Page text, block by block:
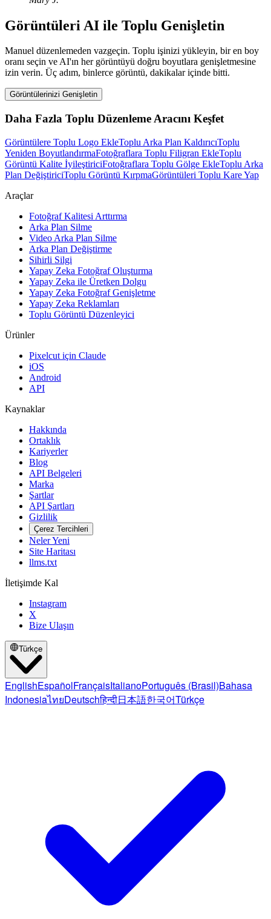
Görüntüleri AI ile Toplu Genişletin
Manuel düzenlemeden vazgeçin. Toplu işinizi yükleyin, bir en boy
oranı seçin ve AI'ın her görüntüyü doğru boyutlara genişletmesine
izin verin. Üç adım, binlerce görüntü, dakikalar içinde bitti.
Görüntülerinizi Genişletin
Daha Fazla Toplu Düzenleme Aracını Keşfet
Görüntülere Toplu Logo EkleToplu Arka Plan KaldırıcıToplu
Yeniden BoyutlandırmaFotoğraflara Toplu Filigran EkleToplu
Görüntü Kalite İyileştiriciFotoğraflara Toplu Gölge EkleToplu Arka
Plan DeğiştiriciToplu Görüntü KırpmaGörüntüleri Toplu Kare Yap
Araçlar
Fotoğraf Kalitesi Arttırma
Arka Plan Silme
Video Arka Plan Silme
Arka Plan Değiştirme
Sihirli Silgi
Yapay Zeka Fotoğraf Oluşturma
Yapay Zeka ile Üretken Dolgu
Yapay Zeka Fotoğraf Genişletme
Yapay Zeka Reklamları
Toplu Görüntü Düzenleyici
Ürünler
Pixelcut için Claude
iOS
Android
API
Kaynaklar
Hakkında
Ortaklık
Kariyerler
Blog
API Belgeleri
Marka
Şartlar
API Şartları
Gizlilik
Çerez Tercihleri
Neler Yeni
Site Haritası
llms.txt
İletişimde Kal
Instagram
X
Bize Ulaşın
Türkçe
EnglishEspañolFrançaisItalianoPortuguês (Brasil)Bahasa
IndonesiaไทยDeutschहिन्दी日本語한국어Türkçe